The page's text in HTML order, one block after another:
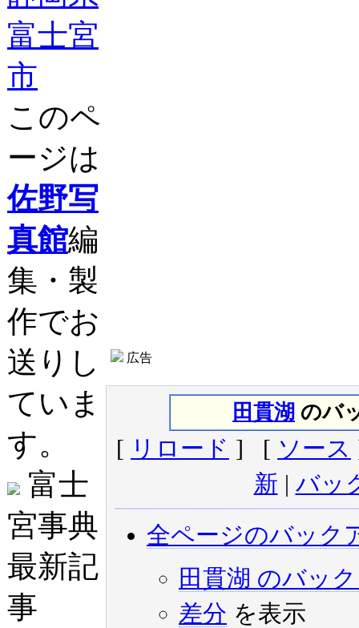
このペ
ージは
佐野写
真館編
集・製
作でお
送りし
ていま
す。
富士
宮事典
最新記
事
広告
田貫湖 のバ
[ リロード ] [ ソース
新 | バッ
全ページのバック
田貫湖 のバッ
差分 を表示